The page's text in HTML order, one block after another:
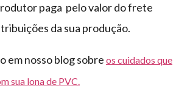
paga pelo valor do frete
da sua produção.
em nosso blog sobre os cuidados que
sua lona de PVC.